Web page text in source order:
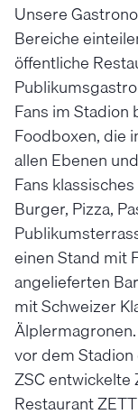
Unsere
Bereiche
öffentliche
Fans im
Foodboxen, die
allen Ebenen
Fans
Burger, Pizza,
einen Stand mit
angelieferten
mit Schweizer
vor dem
ZSC entwickelte
Restaurant